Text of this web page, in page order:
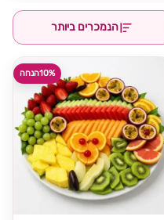
הנמכרים ביותר
10%הנחה